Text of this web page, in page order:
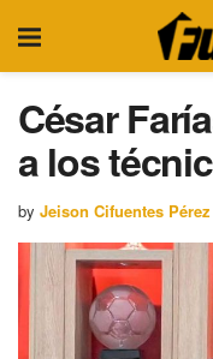
César
a los
by Jeison Cifuentes Pérez